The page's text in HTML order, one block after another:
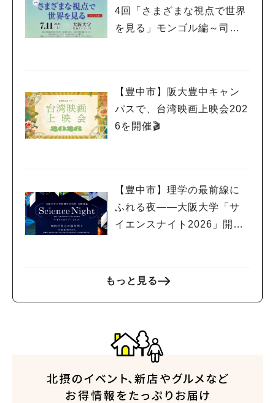
4回「さまざまな視点で世界
を見る」モンゴル編～司馬
【豊中市】阪大豊中キャン
パスで、台湾映画上映会202
6を開催🎬
【豊中市】理学の最前線に
ふれる夜――大阪大学「サ
イエンスナイト2026」開
もっと見る